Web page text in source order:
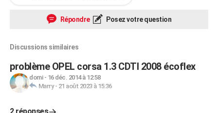
Répondre Posez votre question
Discussions similaires
problème OPEL corsa 1.3 CDTI 2008 écoflex
domi- 16 déc. 2014 à 12:58
Marry- 21 août 2023 à 15:36